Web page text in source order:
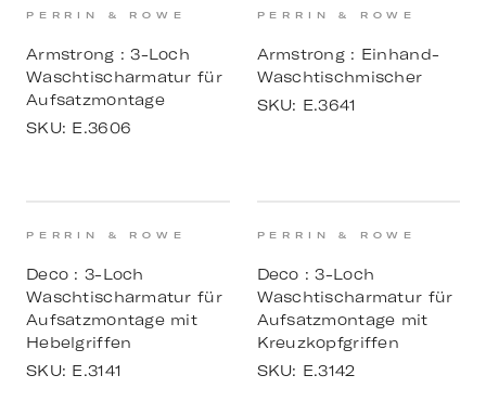
PERRIN & ROWE
Armstrong : 3-Loch
Waschtischarmatur für
Aufsatzmontage
SKU: E.3606
PERRIN & ROWE
Armstrong : Einhand-
Waschtischmischer
SKU: E.3641
PERRIN & ROWE
Deco : 3-Loch
Waschtischarmatur für
Aufsatzmontage mit
Hebelgriffen
SKU: E.3141
PERRIN & ROWE
Deco : 3-Loch
Waschtischarmatur für
Aufsatzmontage mit
Kreuzkopfgriffen
SKU: E.3142